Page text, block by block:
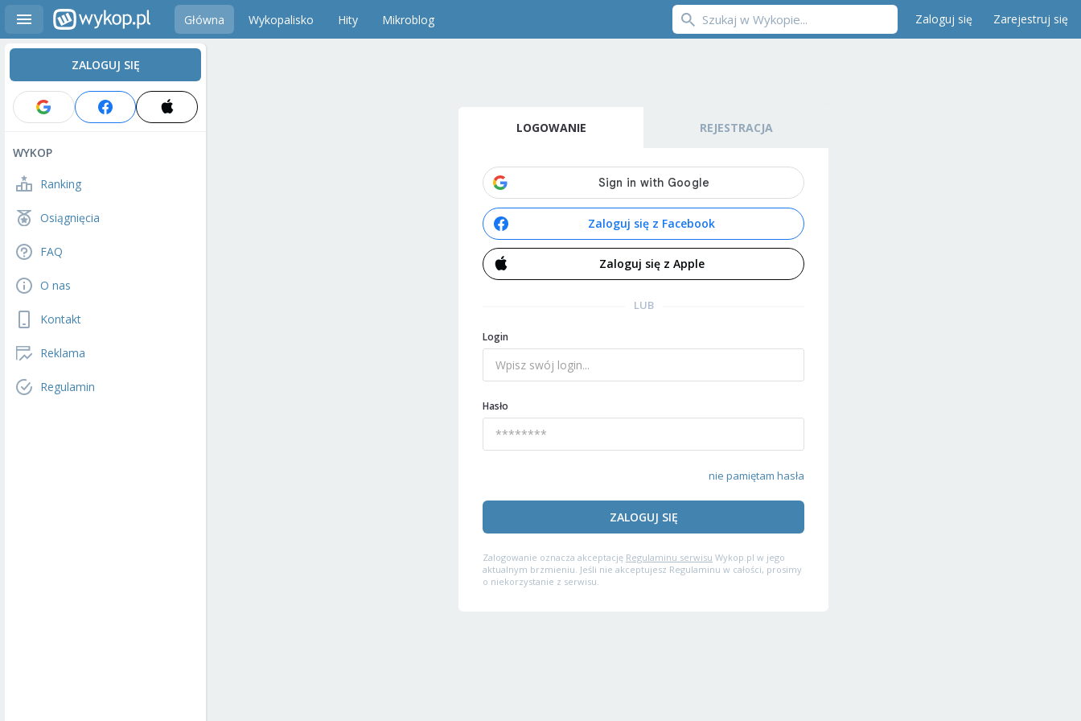
Główna Wykopalisko Hity Mikroblog Zaloguj się Zarejestruj się
ZALOGUJ SIĘ
WYKOP
Ranking
Osiągnięcia
FAQ
O nas
Kontakt
Reklama
Regulamin
LOGOWANIE REJESTRACJA
Zaloguj się z Facebook
Zaloguj się z Apple
LUB
Login
Hasło
nie pamiętam hasła
ZALOGUJ SIĘ
Zalogowanie oznacza akceptację Regulaminu serwisu Wykop.pl w jego
aktualnym brzmieniu. Jeśli nie akceptujesz Regulaminu w całości, prosimy
o niekorzystanie z serwisu.